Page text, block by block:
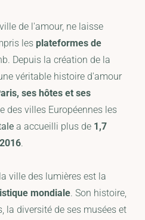
de l'amour, ne laisse
les plateformes de
Depuis la création de la
véritable histoire d'amour
ses hôtes et ses
des villes Européennes les
a accueilli plus de 1,7
.
ville des lumières est la
mondiale. Son histoire,
la diversité de ses musées et